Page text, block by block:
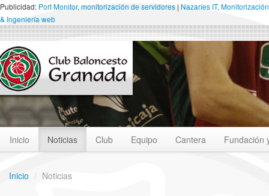
Publicidad: Port Monitor, monitorización de servidores | Nazaríes IT, Monitorización
& Ingeniería web
Inicio Noticias Club Equipo Cantera Fundación
Inicio / Noticias